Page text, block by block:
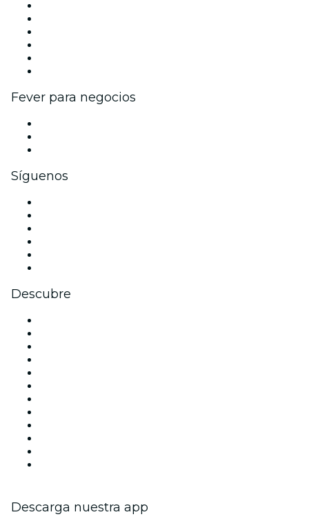
Fever para negocios
Síguenos
Descubre
Descarga nuestra app